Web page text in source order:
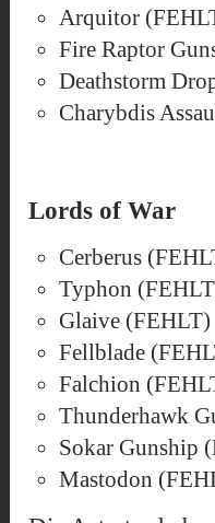
Arquitor
Fire Raptor
Deathstorm
Charybdis
Lords of War
Cerberus
Typhon
Glaive (FEHLT)
Fellblade
Falchion
Thunderhawk
Sokar Gunship
Mastodon